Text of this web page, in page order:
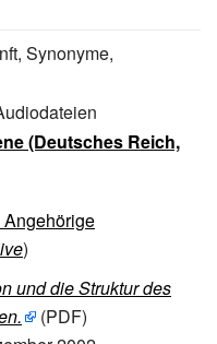
Synonyme,
(Deutsches Reich,
Angehörige
)
und die Struktur des
(PDF)